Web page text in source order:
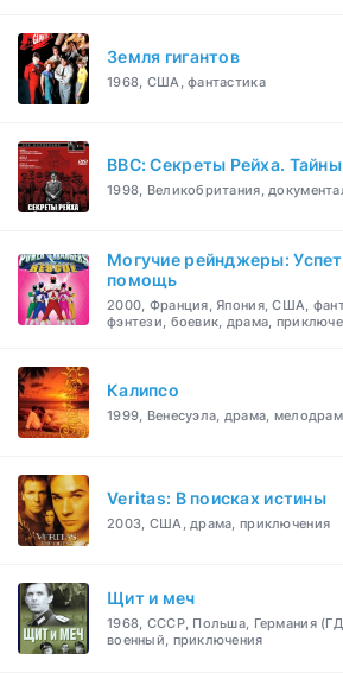
Земля гигантов
1968, США, фантастика
BBC: Секреты Рейха.
1998, Великобритания,
Могучие рейнджеры:
помощь
2000, Франция, Япония, США,
фэнтези, боевик, драма,
Калипсо
1999, Венесуэла, драма,
Veritas: В поисках истины
2003, США, драма, приключения
Щит и меч
1968, СССР, Польша, Германия
военный, приключения